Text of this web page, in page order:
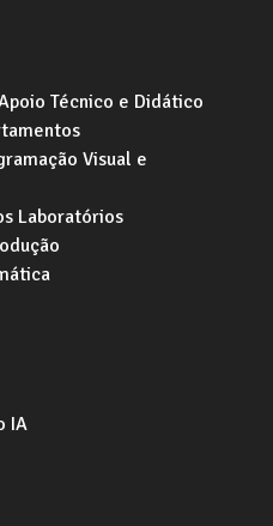
Técnico e Didático
Visual e
Laboratórios
IA